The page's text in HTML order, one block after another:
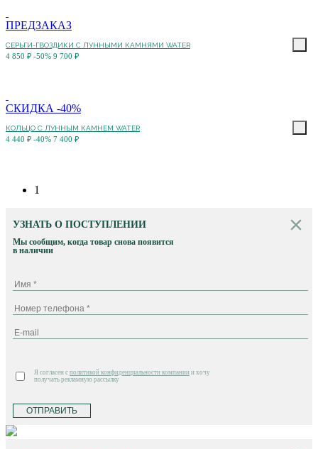
ПРЕДЗАКАЗ
СЕРЬГИ-ГВОЗДИКИ С ЛУННЫМИ КАМНЯМИ WATER
4 850 ₽ -50% 9 700 ₽
СКИДКА -40%
КОЛЬЦО С ЛУННЫМ КАМНЕМ WATER
4 440 ₽ -40% 7 400 ₽
1
УЗНАТЬ О ПОСТУПЛЕНИИ
Мы сообщим, когда товар снова появится
в наличии
Я согласен с политикой конфиденциальности компании и хочу
получать рекламную рассылку
ОТПРАВИТЬ